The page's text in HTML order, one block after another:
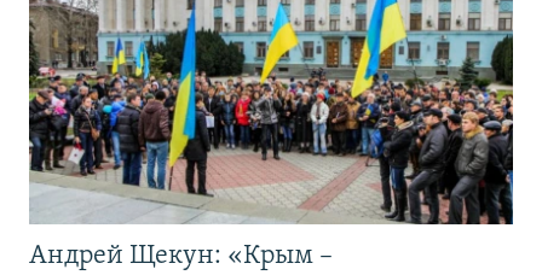
Андрей Щекун: «Крым –